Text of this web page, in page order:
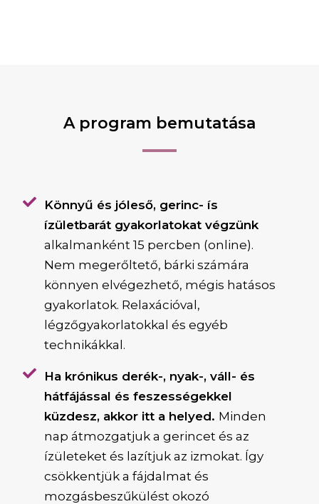
A program bemutatása
Könnyű és jóleső, gerinc- ís
ízületbarát gyakorlatokat végzünk
alkalmanként 15 percben (online).
Nem megerőltető, bárki számára
könnyen elvégezhető, mégis hatásos
gyakorlatok. Relaxációval,
légzőgyakorlatokkal és egyéb
technikákkal.
Ha krónikus derék-, nyak-, váll- és
hátfájással és feszességekkel
küzdesz, akkor itt a helyed. Minden
nap átmozgatjuk a gerincet és az
ízületeket és lazítjuk az izmokat. Így
csökkentjük a fájdalmat és
mozgásbeszűkülést okozó